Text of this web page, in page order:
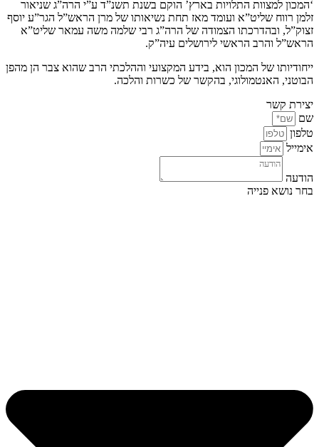
‘המכון למצוות התלויות בארץ’ הוקם בשנת תשנ”ד ע”י הרה”ג שניאור
זלמן רווח שליט”א ועומד מאז תחת נשיאותו של מרן הראש”ל הגר”ע יוסף
זצוק”ל, ובהדרכתו הצמודה של הרה”ג רבי שלמה משה עמאר שליט”א
הראש”ל והרב הראשי לירושלים עיה”ק.
ייחודיותו של המכון הוא, בידע המקצועי וההלכתי הרב שהוא צבר הן מהפן
הבוטני, האנטמולוגי, בהקשר של כשרות והלכה.
יצירת קשר
שם
טלפון
אימייל
הודעה
בחר נושא פנייה